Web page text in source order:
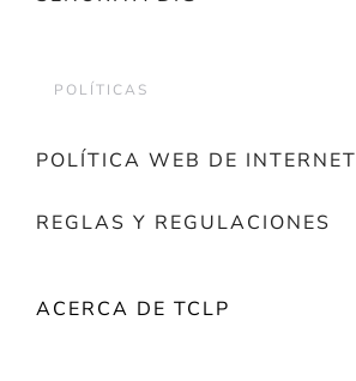
POLÍTICAS
POLÍTICA WEB DE INTERNET
REGLAS Y REGULACIONES
ACERCA DE TCLP